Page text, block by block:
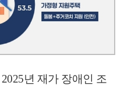
2025년 재가 장애인 조